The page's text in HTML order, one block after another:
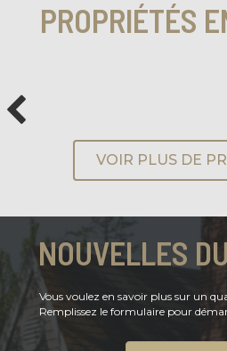
PROPRIÉTÉS
VOIR PLUS DE
NOUVELLES
Vous voulez en savoir plus sur un
Remplissez le formulaire pour